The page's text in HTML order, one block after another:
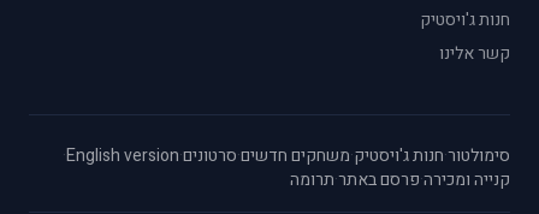
חנות ג'ויסטיק
קשר אלינו
סימולטור·חנות ג'ויסטיק·משחקים חדשים·סרטונים·
English version
·
קנייה ומכירה·פרסם באתר·תרומה